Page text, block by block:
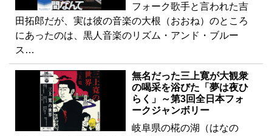
フォーク歌手と言われた吉
田拓郎だが、実は彼の音楽の大根（おおね）のところ
にあったのは、黒人音楽のリズム・アンド・ブルー
ス…
無名だった三上寛が大観衆
の喝采を浴びた「夢は夜ひ
らく」～第3回全日本フォ
ークジャンボリー
岐阜県の椛の湖（はなの